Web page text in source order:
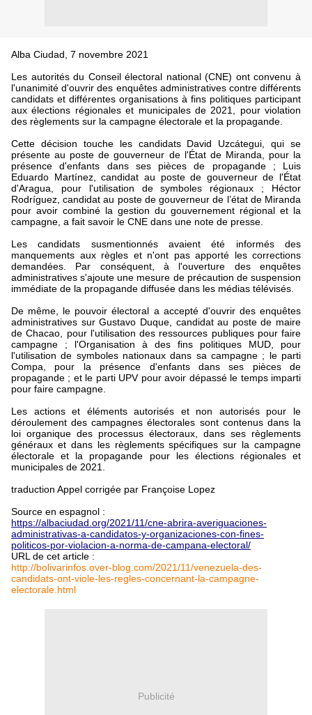
Alba Ciudad, 7 novembre 2021
Les autorités du Conseil électoral national (CNE) ont convenu à
l'unanimité d'ouvrir des enquêtes administratives contre différents
candidats et différentes organisations à fins politiques participant
aux élections régionales et municipales de 2021, pour violation
des règlements sur la campagne électorale et la propagande.
Cette décision touche les candidats David Uzcátegui, qui se
présente au poste de gouverneur de l'État de Miranda, pour la
présence d'enfants dans ses pièces de propagande ; Luis
Eduardo Martínez, candidat au poste de gouverneur de l'État
d'Aragua, pour l'utilisation de symboles régionaux ; Héctor
Rodríguez, candidat au poste de gouverneur de l’état de Miranda
pour avoir combiné la gestion du gouvernement régional et la
campagne, a fait savoir le CNE dans une note de presse.
Les candidats susmentionnés avaient été informés des
manquements aux règles et n'ont pas apporté les corrections
demandées. Par conséquent, à l'ouverture des enquêtes
administratives s'ajoute une mesure de précaution de suspension
immédiate de la propagande diffusée dans les médias télévisés.
De même, le pouvoir électoral a accepté d'ouvrir des enquêtes
administratives sur Gustavo Duque, candidat au poste de maire
de Chacao, pour l'utilisation des ressources publiques pour faire
campagne ; l'Organisation à des fins politiques MUD, pour
l'utilisation de symboles nationaux dans sa campagne ; le parti
Compa, pour la présence d'enfants dans ses pièces de
propagande ; et le parti UPV pour avoir dépassé le temps imparti
pour faire campagne.
Les actions et éléments autorisés et non autorisés pour le
déroulement des campagnes électorales sont contenus dans la
loi organique des processus électoraux, dans ses règlements
généraux et dans les règlements spécifiques sur la campagne
électorale et la propagande pour les élections régionales et
municipales de 2021.
traduction Appel corrigée par Françoise Lopez
Source en espagnol :
https://albaciudad.org/2021/11/cne-abrira-averiguaciones-
administrativas-a-candidatos-y-organizaciones-con-fines-
politicos-por-violacion-a-norma-de-campana-electoral/
URL de cet article :
http://bolivarinfos.over-blog.com/2021/11/venezuela-des-
candidats-ont-viole-les-regles-concernant-la-campagne-
electorale.html
Publicité